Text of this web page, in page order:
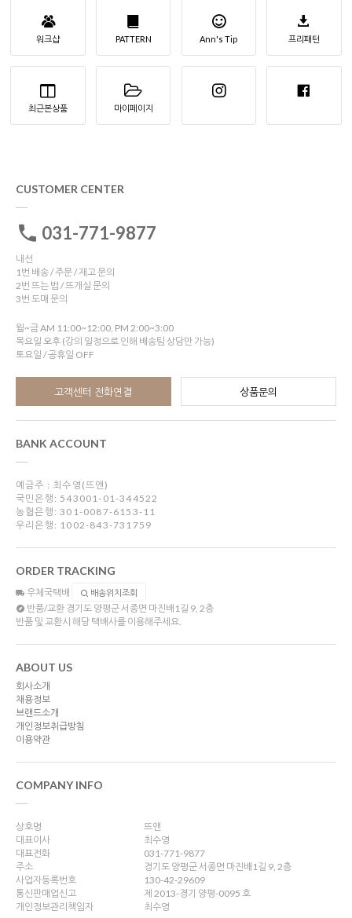
워크샵 PATTERN Ann's Tip 프리패턴
최근본상품 마이페이지
CUSTOMER CENTER
031-771-9877
내선
1번 배송 / 주문 / 재고 문의
2번 뜨는 법 / 뜨개실 문의
3번 도매 문의
월~금 AM 11:00~12:00, PM 2:00~3:00
목요일 오후 (강의 일정으로 인해 배송팀 상담만 가능)
토요일 / 공휴일 OFF
고객센터 전화연결 상품문의
BANK ACCOUNT
예금주 : 최수영(뜨앤)
국민은행: 543001-01-344522
농협은행: 301-0087-6153-11
우리은행: 1002-843-731759
ORDER TRACKING
우체국택배 배송위치조회
반품/교환 경기도 양평군 서종면 마진배1길 9, 2층
반품 및 교환시 해당 택배사를 이용해주세요.
ABOUT US
회사소개
채용정보
브랜드소개
개인정보취급방침
이용약관
COMPANY INFO
상호명
뜨앤
대표이사
최수영
대표전화
031-771-9877
주소
경기도 양평군 서종면 마진배1길 9, 2층
사업자등록번호
130-42-29609
통신판매업신고
제 2013-경기 양평-0095 호
개인정보관리책임자
최수영